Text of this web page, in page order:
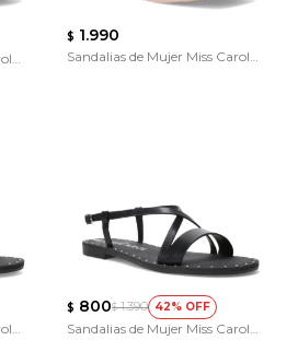
$ 1.990
Sandalias de Mujer Miss Carol
$ 800$ 1.390 42
Sandalias de Mujer Miss Carol